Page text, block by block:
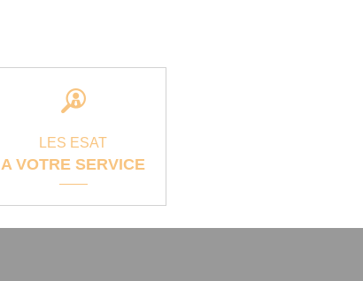
LES ESAT
A VOTRE SERVICE